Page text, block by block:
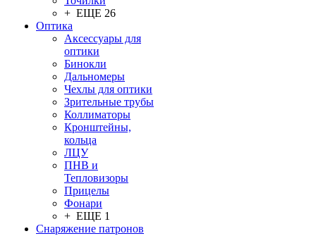
+ ЕЩЕ 26
Оптика
Аксессуары для
оптики
Бинокли
Дальномеры
Чехлы для оптики
Зрительные трубы
Коллиматоры
Кронштейны,
кольца
ЛЦУ
ПНВ и
Тепловизоры
Прицелы
Фонари
+ ЕЩЕ 1
Снаряжение патронов